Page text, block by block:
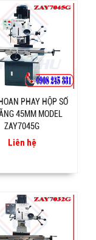
PHAY HỘP SỐ
45MM MODEL
ZAY7045G
Liên hệ